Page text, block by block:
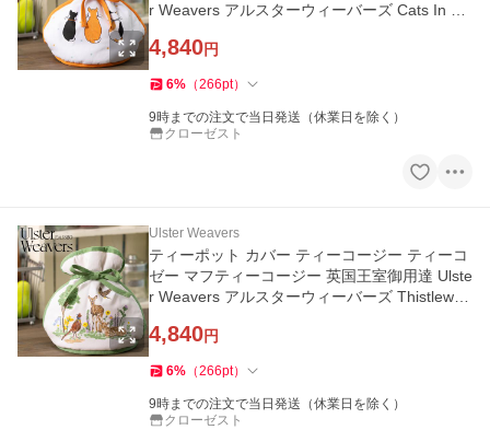
r Weavers アルスターウィーバーズ Cats In Wa
4,840円
6% （266pt）
9時までの注文で当日発送（休業日を除く）
クローゼスト
Ulster Weavers
ティーポット カバー ティーコージー ティーコ
ゼー マフティーコージー 英国王室御用達 Ulste
r Weavers アルスターウィーバーズ Thistlewoo
4,840円
6% （266pt）
9時までの注文で当日発送（休業日を除く）
クローゼスト